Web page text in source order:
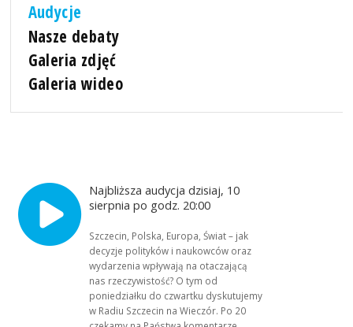
Audycje
Nasze debaty
Galeria zdjęć
Galeria wideo
Najbliższa audycja dzisiaj, 10
sierpnia po godz. 20:00
Szczecin, Polska, Europa, Świat – jak
decyzje polityków i naukowców oraz
wydarzenia wpływają na otaczającą
nas rzeczywistość? O tym od
poniedziałku do czwartku dyskutujemy
w Radiu Szczecin na Wieczór. Po 20